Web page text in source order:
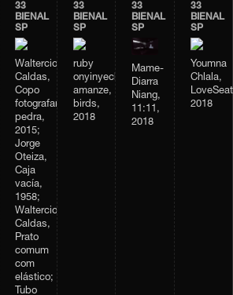
33
BIENAL
SP
Waltercio
Caldas,
Copo
fotografando
pedra,
2015;
Jorge
Oteiza,
Caja
vacía,
1958;
Waltercio
Caldas,
Prato
comum
com
elástico;
Tubo
33
BIENAL
SP
ruby
onyinyechi
amanze,
birds,
2018
33
BIENAL
SP
Mame-
Diarra
Niang,
11:11,
2018
33
BIENAL
SP
Youmna
Chlala,
2018